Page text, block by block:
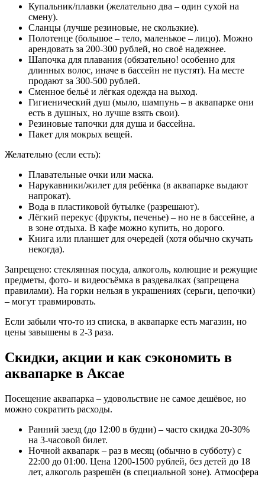
Купальник/плавки (желательно два – один сухой на
смену).
Сланцы (лучше резиновые, не скользкие).
Полотенце (большое – тело, маленькое – лицо). Можно
арендовать за 200-300 рублей, но своё надежнее.
Шапочка для плавания (обязательно! особенно для
длинных волос, иначе в бассейн не пустят). На месте
продают за 300-500 рублей.
Сменное бельё и лёгкая одежда на выход.
Гигиенический душ (мыло, шампунь – в аквапарке они
есть в душных, но лучше взять свои).
Резиновые тапочки для душа и бассейна.
Пакет для мокрых вещей.
Желательно (если есть):
Плавательные очки или маска.
Нарукавники/жилет для ребёнка (в аквапарке выдают
напрокат).
Вода в пластиковой бутылке (разрешают).
Лёгкий перекус (фрукты, печенье) – но не в бассейне, а
в зоне отдыха. В кафе можно купить, но дорого.
Книга или планшет для очередей (хотя обычно скучать
некогда).
Запрещено: стеклянная посуда, алкоголь, колющие и режущие
предметы, фото- и видеосъёмка в раздевалках (запрещена
правилами). На горки нельзя в украшениях (серьги, цепочки)
– могут травмировать.
Если забыли что-то из списка, в аквапарке есть магазин, но
цены завышены в 2-3 раза.
Скидки, акции и как сэкономить в
аквапарке в Аксае
Посещение аквапарка – удовольствие не самое дешёвое, но
можно сократить расходы.
Ранний заезд (до 12:00 в будни) – часто скидка 20-30%
на 3-часовой билет.
Ночной аквапарк – раз в месяц (обычно в субботу) с
22:00 до 01:00. Цена 1200-1500 рублей, без детей до 18
лет, алкоголь разрешён (в специальной зоне). Атмосфера